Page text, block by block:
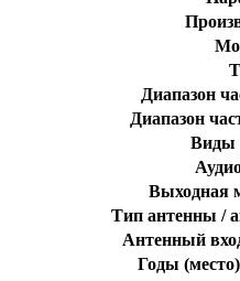
Диапазон
Диапазон
Виды
Выходная
Тип антенны /
Антенный
Годы